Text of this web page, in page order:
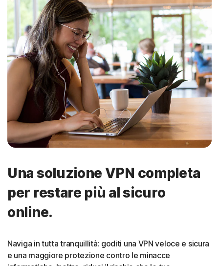
Una soluzione VPN completa
per restare più al sicuro
online.
Naviga in tutta tranquillità: goditi una VPN veloce e sicura
e una maggiore protezione contro le minacce